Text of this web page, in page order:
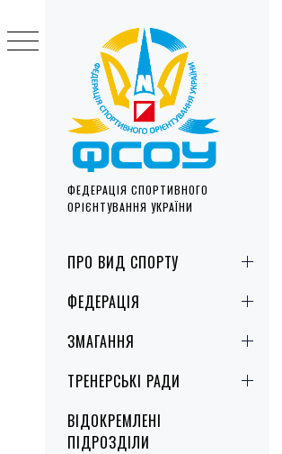
ФЕДЕРАЦІЯ СПОРТИВНОГО
ОРІЄНТУВАННЯ УКРАЇНИ
MenuПРО ВИД СПОРТУ
ФЕДЕРАЦІЯ
ЗМАГАННЯ
ТРЕНЕРСЬКІ РАДИ
ВІДОКРЕМЛЕНІ
ПІДРОЗДІЛИ
to
content